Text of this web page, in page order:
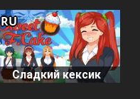
Сладкий кексик
RU